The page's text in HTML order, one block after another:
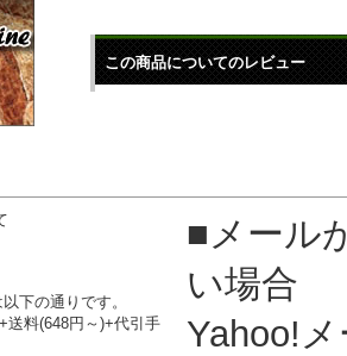
この商品についてのレビュー
下の通りです。
送料(648円～)+代引手
■メール
い場合
Yahoo!